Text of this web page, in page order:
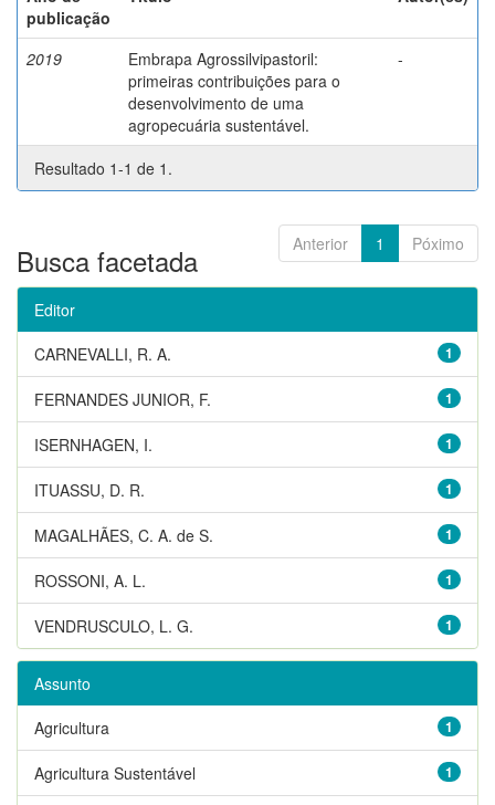
publicação
2019
Embrapa Agrossilvipastoril:
primeiras contribuições para o
desenvolvimento de uma
agropecuária sustentável.
-
Resultado 1-1 de 1.
Anterior 1 Póximo
Busca facetada
Editor
1
CARNEVALLI, R. A.
1
FERNANDES JUNIOR, F.
1
ISERNHAGEN, I.
1
ITUASSU, D. R.
1
MAGALHÃES, C. A. de S.
1
ROSSONI, A. L.
1
VENDRUSCULO, L. G.
Assunto
1
Agricultura
1
Agricultura Sustentável